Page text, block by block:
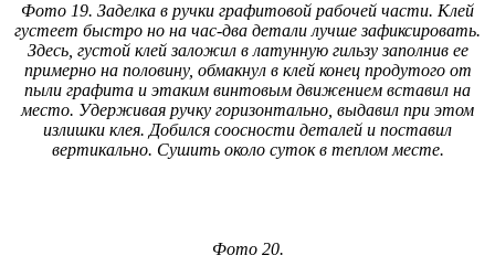
Фото 19. Заделка в ручки графитовой рабочей части. Клей
густеет быстро но на час-два детали лучше зафиксировать.
Здесь, густой клей заложил в латунную гильзу заполнив ее
примерно на половину, обмакнул в клей конец продутого от
пыли графита и этаким винтовым движением вставил на
место. Удерживая ручку горизонтально, выдавил при этом
излишки клея. Добился соосности деталей и поставил
вертикально. Сушить около суток в теплом месте.
Фото 20.